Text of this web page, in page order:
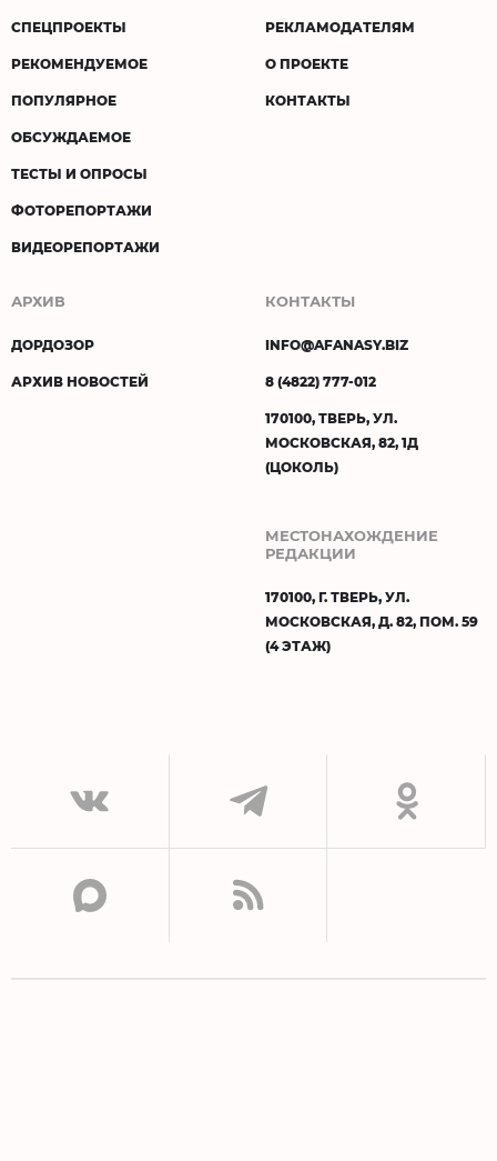
СПЕЦПРОЕКТЫ
РЕКОМЕНДУЕМОЕ
ПОПУЛЯРНОЕ
ОБСУЖДАЕМОЕ
ТЕСТЫ И ОПРОСЫ
ФОТОРЕПОРТАЖИ
ВИДЕОРЕПОРТАЖИ
РЕКЛАМОДАТЕЛЯМ
О ПРОЕКТЕ
КОНТАКТЫ
АРХИВ
ДОРДОЗОР
АРХИВ НОВОСТЕЙ
КОНТАКТЫ
INFO@AFANASY.BIZ
8 (4822) 777-012
170100, ТВЕРЬ, УЛ.
МОСКОВСКАЯ, 82, 1Д
(ЦОКОЛЬ)
МЕСТОНАХОЖДЕНИЕ
РЕДАКЦИИ
170100, Г. ТВЕРЬ, УЛ.
МОСКОВСКАЯ, Д. 82, ПОМ. 59
(4 ЭТАЖ)